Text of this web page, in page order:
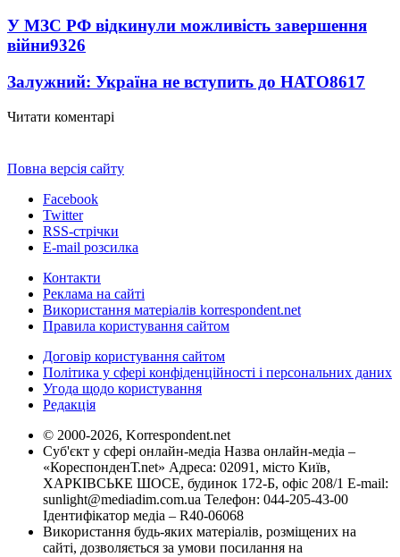
У МЗС РФ відкинули можливість завершення
війни9326
Залужний: Україна не вступить до НАТО8617
Читати коментарі
Повна версія сайту
Facebook
Twitter
RSS-стрічки
E-mail розсилка
Контакти
Реклама на сайті
Використання матеріалів korrespondent.net
Правила користування сайтом
Договір користування сайтом
Політика у сфері конфіденційності і персональних даних
Угода щодо користування
Редакція
© 2000-2026, Korrespondent.net
Суб'єкт у сфері онлайн-медіа Назва онлайн-медіа –
«КореспонденТ.net» Адреса: 02091, місто Київ,
ХАРКІВСЬКЕ ШОСЕ, будинок 172-Б, офіс 208/1 E-mail:
sunlight@mediadim.com.ua Телефон: 044-205-43-00
Ідентифікатор медіа – R40-06068
Використання будь-яких матеріалів, розміщених на
сайті, дозволяється за умови посилання на